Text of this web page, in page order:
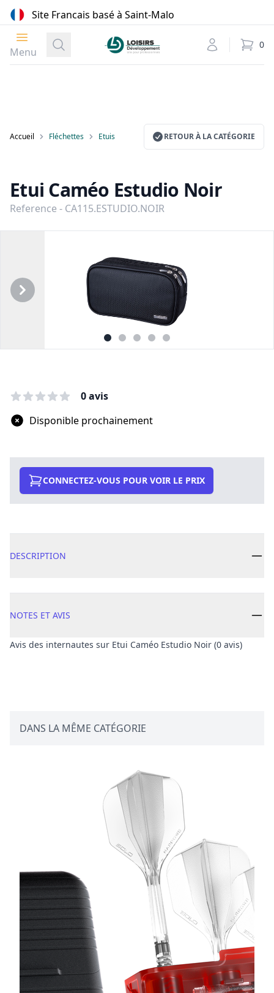
Site Francais basé à Saint-Malo
Ouvrir le menu
Menu
RechercheLoisirs DéveloppementMon compte
0
Accueil Fléchettes Etuis RETOUR À LA CATÉGORIE
Etui Caméo Estudio Noir
Reference - CA115.ESTUDIO.NOIR
Précédent
Suivant
Description
0 avis
Disponible prochainement
CONNECTEZ-VOUS POUR VOIR LE PRIX
DESCRIPTION
NOTES ET AVIS
Avis des internautes sur Etui Caméo Estudio Noir (0 avis)
DANS LA MÊME CATÉGORIE